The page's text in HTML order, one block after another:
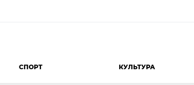
СПОРТ КУЛЬТУРА